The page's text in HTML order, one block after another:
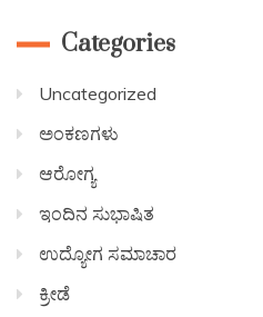
Categories
Uncategorized
ಅಂಕಣಗಳು
ಆರೋಗ್ಯ
ಇಂದಿನ ಸುಭಾಷಿತ
ಉದ್ಯೋಗ ಸಮಾಚಾರ
ಕ್ರೀಡೆ